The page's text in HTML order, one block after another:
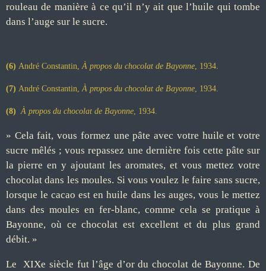
rouleau de manière à ce qu’il n’y ait que l’huile qui tombe
dans l’auge sur le sucre.
(6) André Constantin, À propos du chocolat de Bayonne , 1934.
(7) André Constantin, À propos du chocolat de Bayonne , 1934.
(8) À propos du chocolat de Bayonne , 1934.
» Cela fait, vous formez une pâte avec votre huile et votre
sucre mêlés ; vous repassez une dernière fois cette pâte sur
la pierre en y ajoutant les aromates, et vous mettez votre
chocolat dans les moules. Si vous voulez le faire sans sucre,
lorsque le cacao est en huile dans les auges, vous le mettez
dans des moules en fer-blanc, comme cela se pratique à
Bayonne, où ce chocolat est excellent et du plus grand
débit. »
Le XIXe siècle fut l’âge d’or du chocolat de Bayonne. De